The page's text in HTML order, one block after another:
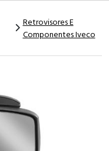
Retrovisores E
Componentes Iveco